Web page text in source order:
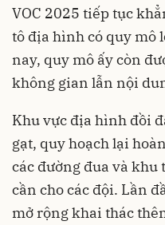
VOC 2025 tiếp tục
tô địa hình có quy mô
nay, quy mô ấy còn
không gian lẫn nội
Khu vực địa hình đồi
gạt, quy hoạch lại
các đường đua và
cần cho các đội. Lần
mở rộng khai thác